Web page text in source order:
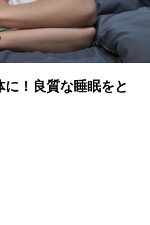
！良質な睡眠をと